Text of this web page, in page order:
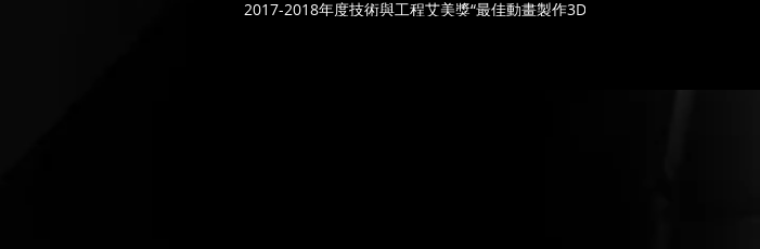
2017-2018年度技術與工程艾美獎“最佳動畫製作3D引